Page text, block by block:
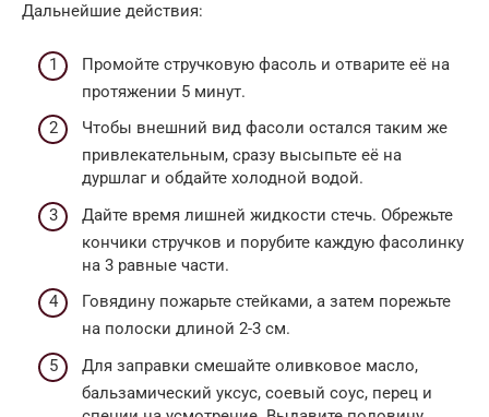
Дальнейшие действия:
Промойте стручковую фасоль и отварите её на
протяжении 5 минут.
Чтобы внешний вид фасоли остался таким же
привлекательным, сразу высыпьте её на
дуршлаг и обдайте холодной водой.
Дайте время лишней жидкости стечь. Обрежьте
кончики стручков и порубите каждую фасолинку
на 3 равные части.
Говядину пожарьте стейками, а затем порежьте
на полоски длиной 2-3 см.
Для заправки смешайте оливковое масло,
бальзамический уксус, соевый соус, перец и